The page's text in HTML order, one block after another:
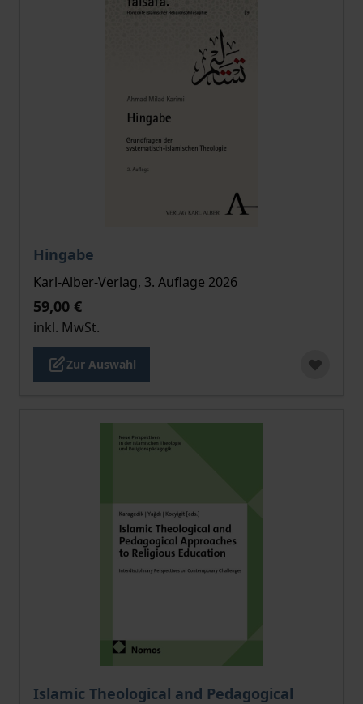
Hingabe
Der Preis dieses Titels richtet sich nach der
Karl-Alber-Verlag, 3. Auflage 2026
59,00 €
inkl. MwSt.
Zur Auswahl
Islamic Theological and Pedagogical
Der Preis dieses Titels richtet sich nach der